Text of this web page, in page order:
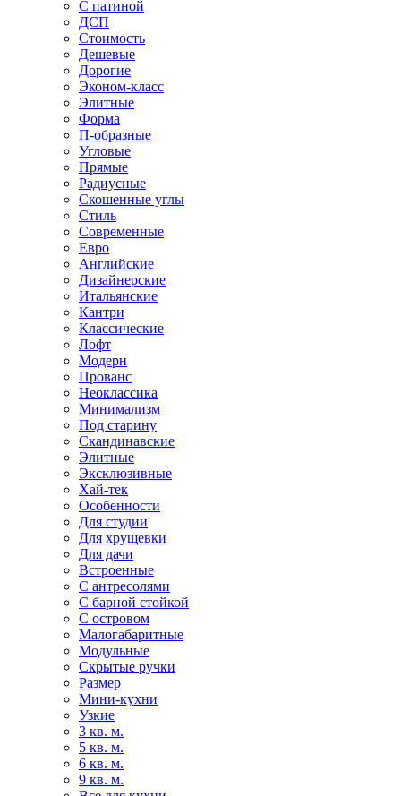
С патиной
ДСП
Стоимость
Дешевые
Дорогие
Эконом-класс
Элитные
Форма
П-образные
Угловые
Прямые
Радиусные
Скошенные углы
Стиль
Современные
Евро
Английские
Дизайнерские
Итальянские
Кантри
Классические
Лофт
Модерн
Прованс
Неоклассика
Минимализм
Под старину
Скандинавские
Элитные
Эксклюзивные
Хай-тек
Особенности
Для студии
Для хрущевки
Для дачи
Встроенные
С антресолями
С барной стойкой
С островом
Малогабаритные
Модульные
Скрытые ручки
Размер
Мини-кухни
Узкие
3 кв. м.
5 кв. м.
6 кв. м.
9 кв. м.